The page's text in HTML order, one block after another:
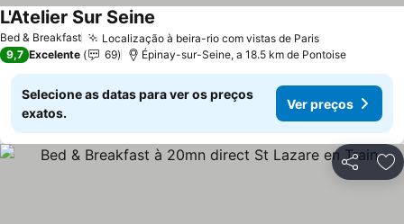
Bed & Breakfast Localização à beira-rio com vistas de Paris
L'Atelier Sur Seine
9,7 Excelente 69 Épinay-sur-Seine, a 18.5 km de Pontoise
Selecione as datas para ver os preços
exatos.
Ver preços
Partilhar